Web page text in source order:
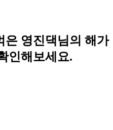
은 영진댁님의 해가
인해보세요.